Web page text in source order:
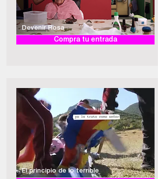
Devenir Rosa
Compra tu entrada
El principio de lo terrible